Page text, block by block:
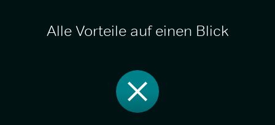
Alle Vorteile auf einen Blick